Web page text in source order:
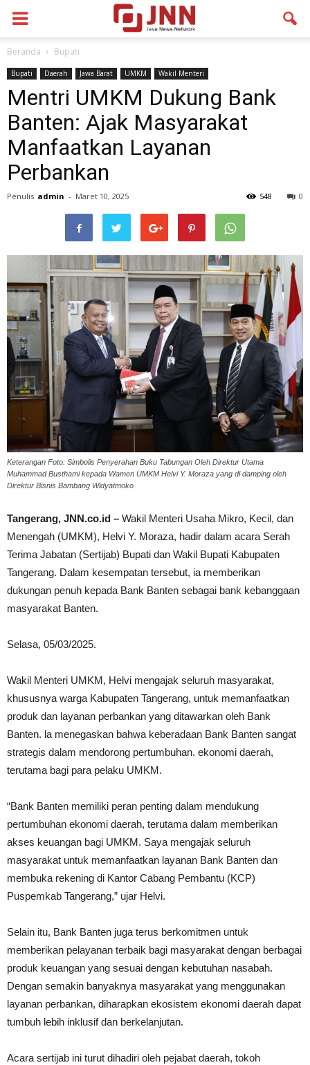
Beranda Bupati
Bupati Daerah Jawa Barat UMKM Wakil Menteri
Mentri UMKM Dukung Bank
Banten: Ajak Masyarakat
Manfaatkan Layanan
Perbankan
Penulis admin - Maret 10, 2025 0
548
Keterangan Foto: Simbolis Penyerahan Buku Tabungan Oleh Direktur Utama
Muhammad Busthami kepada Wamen UMKM Helvi Y. Moraza yang di damping oleh
Direktur Bisnis Bambang Widyatmoko
Tangerang, JNN.co.id – Wakil Menteri Usaha Mikro, Kecil, dan
Menengah (UMKM), Helvi Y. Moraza, hadir dalam acara Serah
Terima Jabatan (Sertijab) Bupati dan Wakil Bupati Kabupaten
Tangerang. Dalam kesempatan tersebut, ia memberikan
dukungan penuh kepada Bank Banten sebagai bank kebanggaan
masyarakat Banten.
Selasa, 05/03/2025.
Wakil Menteri UMKM, Helvi mengajak seluruh masyarakat,
khususnya warga Kabupaten Tangerang, untuk memanfaatkan
produk dan layanan perbankan yang ditawarkan oleh Bank
Banten. la menegaskan bahwa keberadaan Bank Banten sangat
strategis dalam mendorong pertumbuhan. ekonomi daerah,
terutama bagi para pelaku UMKM.
“Bank Banten memiliki peran penting dalam mendukung
pertumbuhan ekonomi daerah, terutama dalam memberikan
akses keuangan bagi UMKM. Saya mengajak seluruh
masyarakat untuk memanfaatkan layanan Bank Banten dan
membuka rekening di Kantor Cabang Pembantu (KCP)
Puspemkab Tangerang,” ujar Helvi.
Selain itu, Bank Banten juga terus berkomitmen untuk
memberikan pelayanan terbaik bagi masyarakat dengan berbagai
produk keuangan yang sesuai dengan kebutuhan nasabah.
Dengan semakin banyaknya masyarakat yang menggunakan
layanan perbankan, diharapkan ekosistem ekonomi daerah dapat
tumbuh lebih inklusif dan berkelanjutan.
Acara sertijab ini turut dihadiri oleh pejabat daerah, tokoh